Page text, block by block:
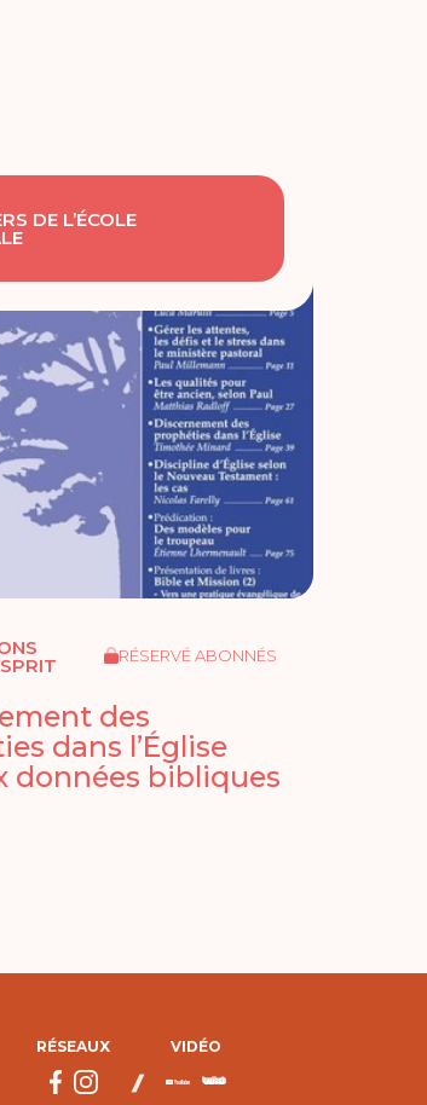
DE L’ÉCOLE
RÉSERVÉ ABONNÉS
des
dans l’Église
données bibliques
RÉSEAUX VIDÉO